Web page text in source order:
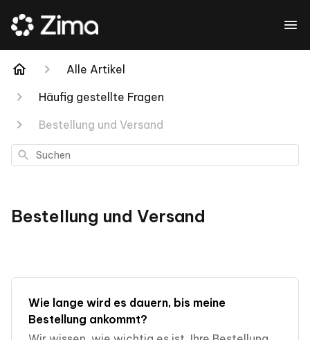
Alle Artikel
Häufig gestellte Fragen
Bestellung und Versand
Suchen
Bestellung und Versand
Wie lange wird es dauern, bis meine
Bestellung ankommt?